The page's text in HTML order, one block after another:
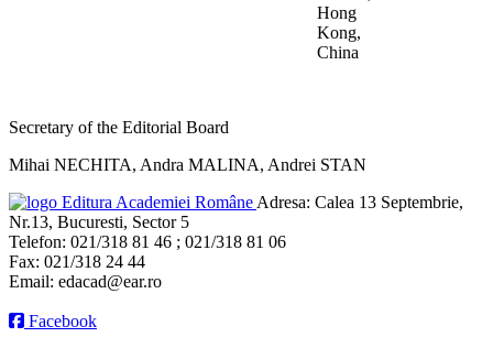
Hong
Kong,
China
Secretary of the Editorial Board
Mihai NECHITA, Andra MALINA, Andrei STAN
Editura Academiei Române Adresa: Calea 13 Septembrie,
Nr.13, Bucuresti, Sector 5
Telefon: 021/318 81 46 ; 021/318 81 06
Fax: 021/318 24 44
Email: edacad@ear.ro
Facebook